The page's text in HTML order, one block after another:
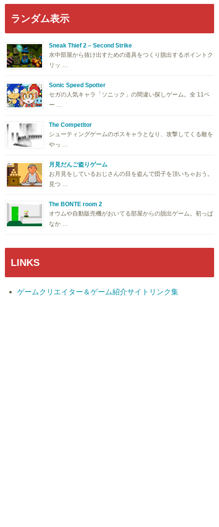
ランダム表示
Sneak Thief 2 – Second Strike
水中部屋から抜け出すための道具をつくり脱出するポイントク
リッ …
Sonic Speed Spotter
セガの人気キャラ「ソニック」の間違い探しゲーム。全 11ペ
ー …
The Competitor
シューティングゲームのボスキャラとなり、攻撃してくる敵を
やっ …
月見だんご盗りゲーム
お月見をしているおじさんの目を盗んで団子を頂いちゃおう。
見つ …
The BONTE room 2
オウムや自動販売機がおいてる部屋からの脱出ゲーム。初っぱ
なか …
LINKS
ゲームクリエイター＆ゲーム紹介サイトリンク集